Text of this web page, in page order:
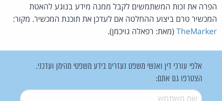
הפרה את זכות המשתמשים לקבל ממנה מידע בנוגע להאטת
המכשיר טרם ביצוע ההחלטה אם לעדכן את תוכנת המכשיר. מקור:
TheMarker (מאת: רפאלה גויכמן).
אלפי עורכי דין ואנשי משפט נעזרים בידע משפטי מהימן ועדכני.
הצטרפו גם אתם:
שם משתמש*